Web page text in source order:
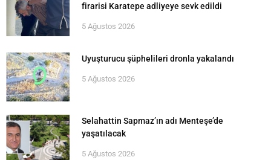
firarisi Karatepe adliyeye sevk edildi
5 Ağustos 2026
Uyuşturucu şüphelileri dronla yakalandı
5 Ağustos 2026
Selahattin Sapmaz’ın adı Menteşe’de
yaşatılacak
5 Ağustos 2026